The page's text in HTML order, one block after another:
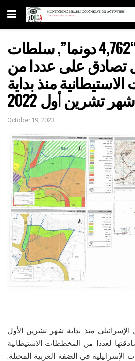
بواقع “4,762 دونما”, سلطات
تصادق على عددا من
منذ بداية
شهر تشرين أول 2022
October 19, 2023
منذ بداية شهر تشرين الأول
عن مصادقتها لعددا من المخططات الاستيطانية
في الضفة الغربية المحتلة.